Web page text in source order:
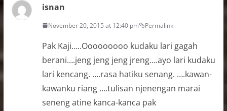
isnan
November 20, 2015 at 12:40 pm Permalink
Pak Kaji…..Ooooooooo kudaku lari gagah
berani….jeng jeng jeng jreng….ayo lari kudaku
lari kencang. ….rasa hatiku senang. ….kawan-
kawanku riang ….tulisan njenengan marai
seneng atine kanca-kanca pak